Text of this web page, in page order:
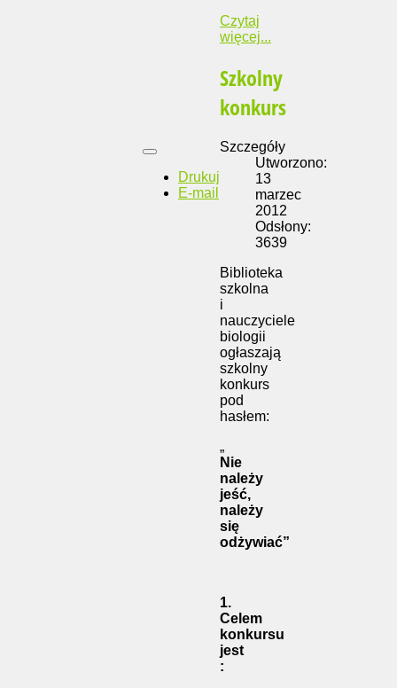
Czytaj
więcej...
Szkolny
konkurs
Drukuj
E-mail
Szczegóły
Utworzono:
13
marzec
2012
Odsłony:
3639
Biblioteka
szkolna
i
nauczyciele
biologii
ogłaszają
szkolny
konkurs
pod
hasłem:
„
Nie
należy
jeść,
należy
się
odżywiać”
1.
Celem
konkursu
jest
: